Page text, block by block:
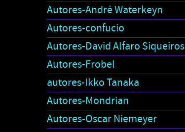
Autores-André Waterkeyn
Autores-confucio
Autores-David Alfaro Siqueiros
Autores-Frobel
autores-Ikko Tanaka
Autores-Mondrian
Autores-Oscar Niemeyer